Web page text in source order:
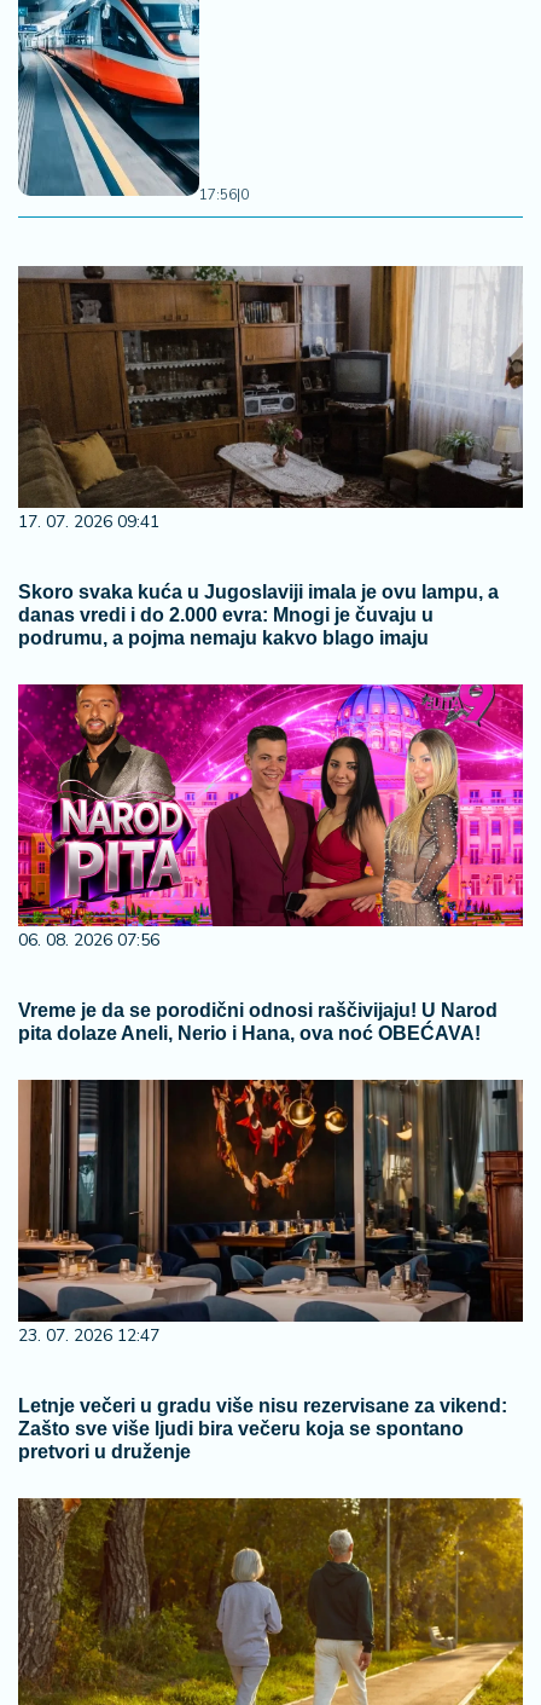
17:56|0
17. 07. 2026 09:41
Skoro svaka kuća u Jugoslaviji imala je ovu lampu, a
danas vredi i do 2.000 evra: Mnogi je čuvaju u
podrumu, a pojma nemaju kakvo blago imaju
06. 08. 2026 07:56
Vreme je da se porodični odnosi raščivijaju! U Narod
pita dolaze Aneli, Nerio i Hana, ova noć OBEĆAVA!
23. 07. 2026 12:47
Letnje večeri u gradu više nisu rezervisane za vikend:
Zašto sve više ljudi bira večeru koja se spontano
pretvori u druženje